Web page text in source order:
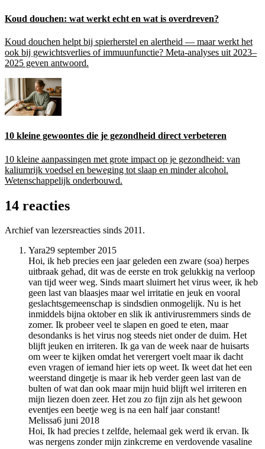
Koud douchen: wat werkt echt en wat is overdreven?
Koud douchen helpt bij spierherstel en alertheid — maar werkt het
ook bij gewichtsverlies of immuunfunctie? Meta-analyses uit 2023–
2025 geven antwoord.
10 kleine gewoontes die je gezondheid direct verbeteren
10 kleine aanpassingen met grote impact op je gezondheid: van
kaliumrijk voedsel en beweging tot slaap en minder alcohol.
Wetenschappelijk onderbouwd.
14 reacties
Archief van lezersreacties sinds 2011.
Yara29 september 2015
Hoi, ik heb precies een jaar geleden een zware (soa) herpes
uitbraak gehad, dit was de eerste en trok gelukkig na verloop
van tijd weer weg. Sinds maart sluimert het virus weer, ik heb
geen last van blaasjes maar wel irritatie en jeuk en vooral
geslachtsgemeenschap is sindsdien onmogelijk. Nu is het
inmiddels bijna oktober en slik ik antivirusremmers sinds de
zomer. Ik probeer veel te slapen en goed te eten, maar
desondanks is het virus nog steeds niet onder de duim. Het
blijft jeuken en irriteren. Ik ga van de week naar de huisarts
om weer te kijken omdat het verergert voelt maar ik dacht
even vragen of iemand hier iets op weet. Ik weet dat het een
weerstand dingetje is maar ik heb verder geen last van de
bulten of wat dan ook maar mijn huid blijft wel irriteren en
mijn liezen doen zeer. Het zou zo fijn zijn als het gewoon
eventjes een beetje weg is na een half jaar constant!
Melissa6 juni 2018
Hoi, Ik had precies t zelfde, helemaal gek werd ik ervan. Ik
was nergens zonder mijn zinkcreme en verdovende vasaline